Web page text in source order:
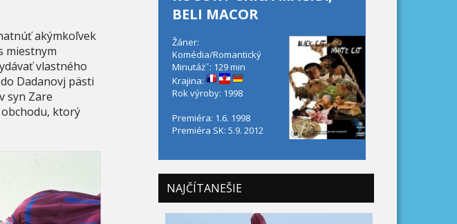
akýmkoľvek
miestnym
vlastného
Dadanovj pästi
syn Zare
ktorý
BELI MACOR
Žáner:
Komédia/Romantický
Minutáż˝: 129 min
Krajina:
Rok výroby: 1998
Premiéra: 1.6. 1998
Premiéra SK: 5.9. 2012
NAJČÍTANEŠIE